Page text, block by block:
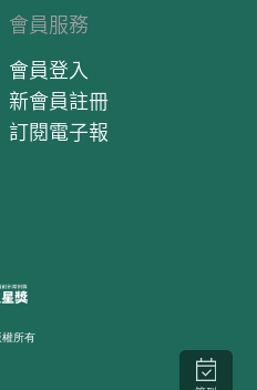
會員服務
會員登入
新會員註冊
訂閱電子報
所有